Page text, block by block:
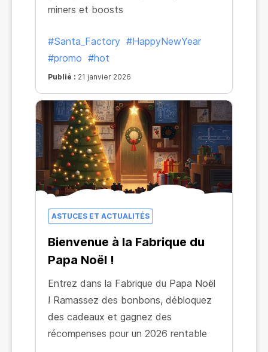
miners et boosts
#Santa_Factory #HappyNewYear
#promo #hot
Publié : 21 janvier 2026
ASTUCES ET ACTUALITÉS
Bienvenue à la Fabrique du
Papa Noël !
Entrez dans la Fabrique du Papa Noël
! Ramassez des bonbons, débloquez
des cadeaux et gagnez des
récompenses pour un 2026 rentable